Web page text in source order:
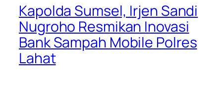
Kapolda Sumsel, Irjen Sandi
Nugroho Resmikan Inovasi
Bank Sampah Mobile Polres
Lahat